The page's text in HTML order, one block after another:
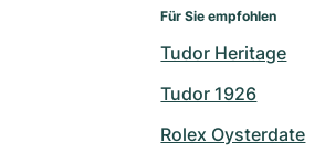
Für Sie empfohlen
Tudor Heritage
Tudor 1926
Rolex Oysterdate